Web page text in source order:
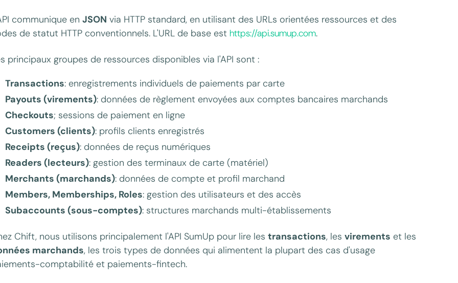
communique enJSON via HTTP standard, en utilisant des URLs orientées ressources et des
de statut HTTP conventionnels. L'URL de base est https://api.sumup.com.
principaux groupes de ressources disponibles via l'API sont :
Transactions: enregistrements individuels de paiements par carte
Payouts (virements): données de règlement envoyées aux comptes bancaires marchands
Checkouts; sessions de paiement en ligne
Customers (clients): profils clients enregistrés
Receipts (reçus): données de reçus numériques
Readers (lecteurs): gestion des terminaux de carte (matériel)
Merchants (marchands): données de compte et profil marchand
Members, Memberships, Roles: gestion des utilisateurs et des accès
Subaccounts (sous-comptes): structures marchands multi-établissements
Chift, nous utilisons principalement l'API SumUp pour lire lestransactions, lesvirements et les
marchands, les trois types de données qui alimentent la plupart des cas d'usage
comptabilité et paiements-fintech.